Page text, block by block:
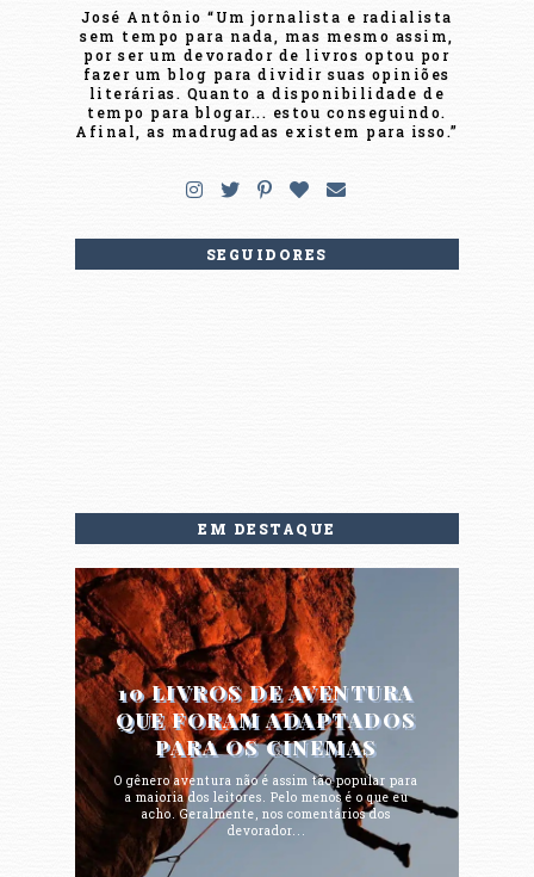
José Antônio “Um jornalista e radialista
sem tempo para nada, mas mesmo assim,
por ser um devorador de livros optou por
fazer um blog para dividir suas opiniões
literárias. Quanto a disponibilidade de
tempo para blogar... estou conseguindo.
Afinal, as madrugadas existem para isso.”
SEGUIDORES
EM DESTAQUE
10 LIVROS DE AVENTURA
QUE FORAM ADAPTADOS
PARA OS CINEMAS
O gênero aventura não é assim tão popular para
a maioria dos leitores. Pelo menos é o que eu
acho. Geralmente, nos comentários dos
devorador...